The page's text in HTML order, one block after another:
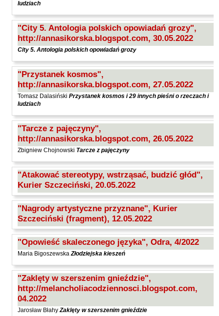
ludziach
"City 5. Antologia polskich opowiadań grozy",
http://annasikorska.blogspot.com, 30.05.2022
City 5. Antologia polskich opowiadań grozy
"Przystanek kosmos",
http://annasikorska.blogspot.com, 27.05.2022
Tomasz Dalasiński Przystanek kosmos i 29 innych pieśni o rzeczach i
ludziach
"Tarcze z pajęczyny",
http://annasikorska.blogspot.com, 26.05.2022
Zbigniew Chojnowski Tarcze z pajęczyny
"Atakować stereotypy, wstrząsać, budzić głód",
Kurier Szczeciński, 20.05.2022
"Nagrody artystyczne przyznane", Kurier
Szczeciński (fragment), 12.05.2022
"Opowieść skaleczonego języka", Odra, 4/2022
Maria BigoszewskaZłodziejska kieszeń
"Zaklęty w szerszenim gnieździe",
http://melancholiacodziennosci.blogspot.com,
04.2022
Jarosław BłahyZaklęty w szerszenim gnieździe